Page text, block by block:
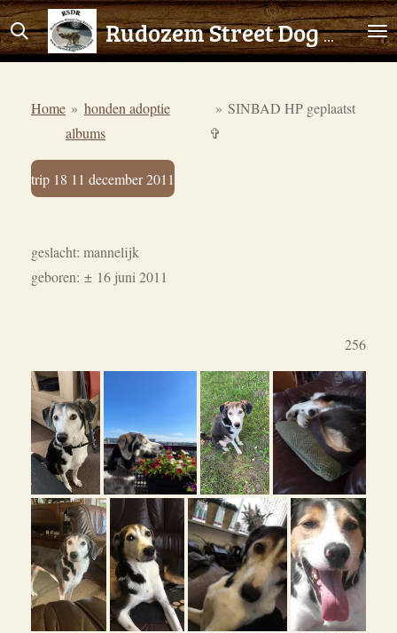
Ga
direct
hoofdinhoud
Rudozem Street Dog Rescue
Home » honden adoptie
albums
» SINBAD HP geplaatst
✞
trip 18 11 december 2011
geslacht: mannelijk
geboren: ± 16 juni 2011
256